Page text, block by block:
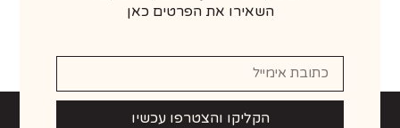
השאירו את הפרטים כאן
הקליקו והצטרפו עכשיו